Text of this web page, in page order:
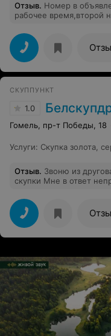
Отзыв. Номер в
рабочее время,второй
СКУППУНКТ
1.0
Гомель, пр-т Победы, 18
Услуги: Скупка золота,
Отзыв. Звоню из
скупки Мне в ответ неправильно набран номер вы